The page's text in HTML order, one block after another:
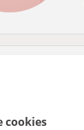
cookies